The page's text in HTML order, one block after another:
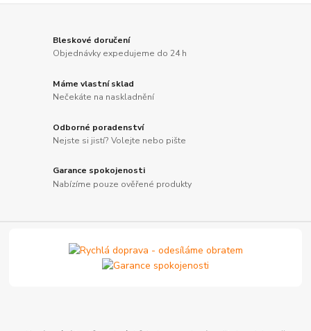
Bleskové doručení
Objednávky expedujeme do 24 h
Máme vlastní sklad
Nečekáte na naskladnění
Odborné poradenství
Nejste si jistí? Volejte nebo pište
Garance spokojenosti
Nabízíme pouze ověřené produkty